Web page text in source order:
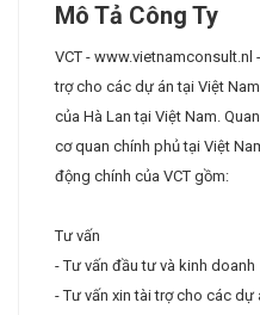
Mô Tả Công Ty
VCT - www.vietnamconsult.nl
trợ cho các dự án tại Việt
của Hà Lan tại Việt Nam.
cơ quan chính phủ tại Việt
động chính của VCT gồm:
Tư vấn
- Tư vấn đầu tư và kinh doanh
- Tư vấn xin tài trợ cho các